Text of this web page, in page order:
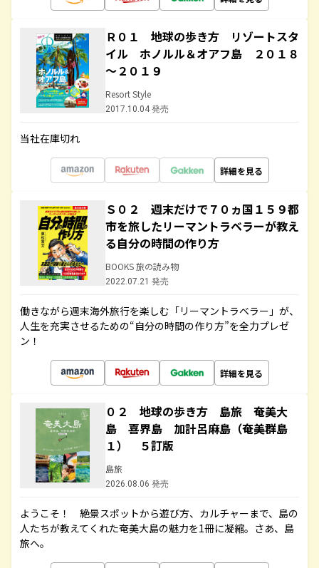
Ｒ０１ 地球の歩き方 リゾートスタ
イル ホノルル＆オアフ島 ２０１８
～２０１９
Resort Style
2017.10.04 発売
当社在庫切れ
詳細を見る
Ｓ０２ 週末だけで７０ヵ国１５９都
市を旅したリーマントラベラーが教え
る自分の時間の作り方
BOOKS 旅の読み物
2022.07.21 発売
働きながら週末海外旅行を楽しむ「リーマントラベラー」が、
人生を充実させるための“自分の時間の作り方”を全力プレゼ
ン！
詳細を見る
０２ 地球の歩き方 島旅 奄美大
島 喜界島 加計呂麻島（奄美群島
１） ５訂版
島旅
2026.08.06 発売
ようこそ！ 絶景スポットから遊び方、カルチャーまで、島の
人たちが教えてくれた奄美大島の魅力を1冊に凝縮。さあ、島
旅へ。